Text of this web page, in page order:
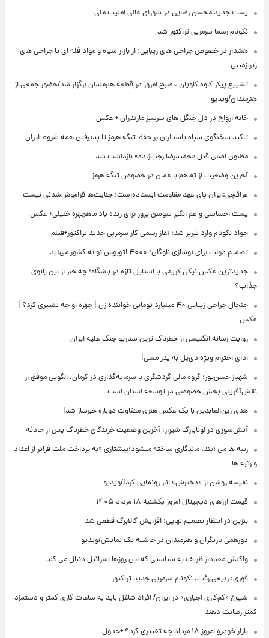
پست جدید محسن رضایی در شورای عالی امنیت ملی
نکونام رسما سرمربی تراکتور شد
هشدار در خصوص جراحی های زیبایی: از بازار سیاه و مواد فله ای تا جراحی های
زیر زمینی
تشییع پیکر کاوه کاویان ، صبح امروز در قطعه هنرمندان برگزار شد/حضور جمعی از
هنرمندان/ویدیو
خانه ارواح در دل جنگل های سرسبز مازندران + عکس
تاکید سخنگوی سپاه پاسداران بر حفظ تنگه هرمز تا پذیرفتن همه شروط ایران
مظنون اصلی قتل «حمیدرضا رجب‌زاده» بازداشت شد
آخرین وضعیت از تفاهم با عمان در خصوص تنگه هرمز
عراقچی:ایران پای عهد مقاومت ایستاده‌است؛ جنایت‌ها فراموش‌شدنی نیست
پست احساسی و غم انگیز سوسن پرور برای زنده یاد ماهچهره خلیلی+ عکس
جواد نکونام وارد تبریز شد؛ آغاز رسمی کار سرمربی جدید تراکتور+فیلم
تصمیم دولت برای نوسازی ناوگان؛ ۴۰۰۰ اتوبوس نو به کشور می‌آید
جدیدترین عکس نیکی کریمی با استایل تازه در باشگاه؛ چه خبر از این بانوی
جذاب؟
جنجال جراحی زیبایی ۴۰ میلیارد تومانی خواننده زن | چهره او چه تغییری کرد؟ |
عکس
روایت رسانه انگلیسی از خطرناک ترین سناریو جنگ علیه ایران
ادای احترام ویژه دی‌پل به پدر مسی!
شهباز حسن‌پور: گروه مالی گردشگری با سرمایه‌گذاری در کرمان، الگویی موفق از
نقش‌آفرینی بخش خصوصی در توسعه استان است
هدی زین‌العابدین با یک عکس هنری متفاوت دوباره خبرساز شد!
آتش‌سوزی در لوناپارک شیراز؛ آخرین وضعیت خزندگان خطرناک پس از حادثه
رتبه ها می آیند، ماندگاری ساخته میشود؛پیشتازی «به پرداخت ملت فراتر از اعداد
و رتبه ها
نفیسه روشن از «دخترش» انار رونمایی کرد!/ویدیو
قیمت ارزهای دیجیتال امروز یکشنبه ۱۸ مرداد ۱۴۰۵
بنزین در انتظار تصمیم نهایی؛ افزایش کالابرگ قطعی شد
دورهمی بازیگران و هنرمندان در حاشیه یک نمایش/ویدیو
واکنش معنادار ظریف به سیاستی که این روزها اسرائیل دنبال می کند
فوری: ربیعی رفت، نکونام سرمربی جدید تراکتور
شیوع «کم‌کاری اجباری» در ایران/ افراد شاغل باید به ساعات کاری کمتر و دستمزد
کمتر رضایت دهند
بازار خودرو امروز ۱۸ مرداد چه تغییری کرد؟ +جدول